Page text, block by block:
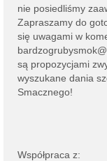
nie posiedliśmy
Zapraszamy do
się uwagami w
są propozycjami
wyszukane dania
Smacznego!
Współpraca z: